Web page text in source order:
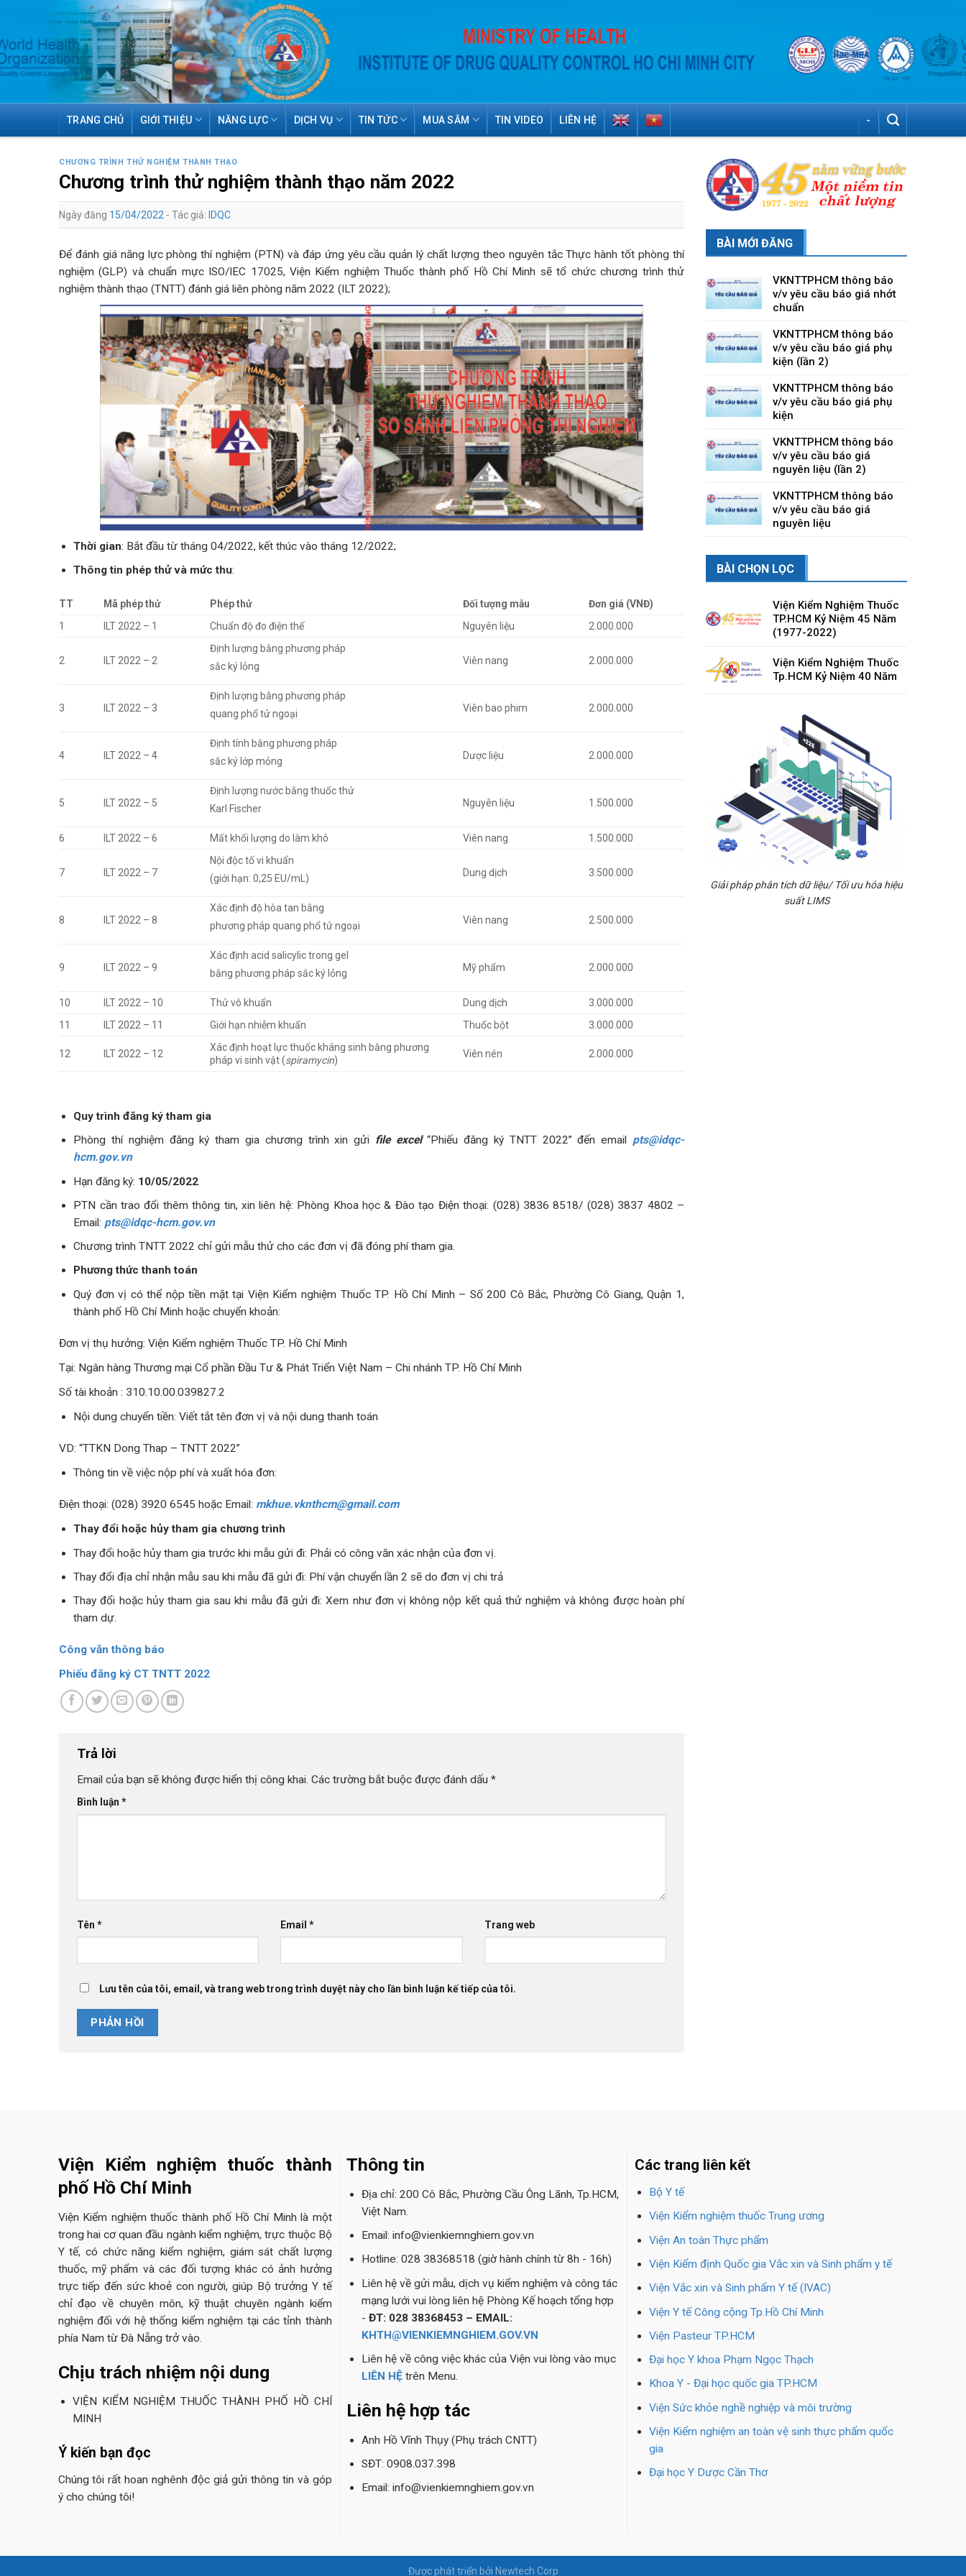
TRANG CHỦ GIỚI THIỆU NĂNG LỰC DỊCH VỤ TIN TỨC MUA SẮM TIN VIDEO LIÊN HỆ -
CHƯƠNG TRÌNH THỬ NGHIỆM THÀNH THẠO
Chương trình thử nghiệm thành thạo năm 2022
Ngày đăng 15/04/2022 - Tác giả: IDQC
Để đánh giá năng lực phòng thí nghiệm (PTN) và đáp ứng yêu cầu quản lý chất lượng theo nguyên tắc Thực hành tốt phòng thí
nghiệm (GLP) và chuẩn mực ISO/IEC 17025, Viện Kiểm nghiệm Thuốc thành phố Hồ Chí Minh sẽ tổ chức chương trình thử
nghiệm thành thạo (TNTT) đánh giá liên phòng năm 2022 (ILT 2022);
Thời gian: Bắt đầu từ tháng 04/2022, kết thúc vào tháng 12/2022;
Thông tin phép thử và mức thu:
TT Mã phép thử Phép thử Đối tượng mẫu
Đơn giá (VNĐ)
1
ILT 2022 – 1 Chuẩn độ đo điện thế Nguyên liệu 2.000.000
2 ILT 2022 – 2
Định lượng bằng phương pháp
sắc ký lỏng
Viên nang 2.000.000
3 ILT 2022 – 3
Định lượng bằng phương pháp
quang phổ tử ngoại
Viên bao phim 2.000.000
4 ILT 2022 – 4
Định tính bằng phương pháp
sắc ký lớp mỏng
Dược liệu 2.000.000
5 ILT 2022 – 5
Định lượng nước bằng thuốc thử
Karl Fischer
Nguyên liệu 1.500.000
6 ILT 2022 – 6 Mất khối lượng do làm khô Viên nang 1.500.000
7 ILT 2022 – 7
Nội độc tố vi khuẩn
(giới hạn: 0,25 EU/mL)
Dung dịch 3.500.000
8 ILT 2022 – 8
Xác định độ hòa tan bằng
phương pháp quang phổ tử ngoại
Viên nang 2.500.000
9 ILT 2022 – 9
Xác định acid salicylic trong gel
bằng phương pháp sắc ký lỏng
Mỹ phẩm 2.000.000
10 ILT 2022 – 10 Thử vô khuẩn Dung dịch
3.000.000
11
ILT 2022 – 11 Giới hạn nhiễm khuẩn Thuốc bột 3.000.000
12 ILT 2022 – 12
Xác định hoạt lực thuốc kháng sinh bằng phương
pháp vi sinh vật (spiramycin)
Viên nén 2.000.000
Quy trình đăng ký tham gia
Phòng thí nghiệm đăng ký tham gia chương trình xin gửi file excel“Phiếu đăng ký TNTT 2022” đến email pts@idqc-
hcm.gov.vn
Hạn đăng ký: 10/05/2022
PTN cần trao đổi thêm thông tin, xin liên hệ: Phòng Khoa học & Đào tạo Điện thoại: (028) 3836 8518/ (028) 3837 4802 –
Email: pts@idqc-hcm.gov.vn
Chương trình TNTT 2022 chỉ gửi mẫu thử cho các đơn vị đã đóng phí tham gia.
Phương thức thanh toán
Quý đơn vị có thể nộp tiền mặt tại Viện Kiểm nghiệm Thuốc TP. Hồ Chí Minh – Số 200 Cô Bắc, Phường Cô Giang, Quận 1,
thành phố Hồ Chí Minh hoặc chuyển khoản:
Đơn vị thụ hưởng: Viện Kiểm nghiệm Thuốc TP. Hồ Chí Minh
Tại: Ngân hàng Thương mại Cổ phần Đầu Tư & Phát Triển Việt Nam – Chi nhánh TP. Hồ Chí Minh
Số tài khoản : 310.10.00.039827.2
Nội dung chuyển tiền: Viết tắt tên đơn vị và nội dung thanh toán
VD: “TTKN Dong Thap – TNTT 2022”
Thông tin về việc nộp phí và xuất hóa đơn:
Điện thoại: (028) 3920 6545 hoặc Email: mkhue.vknthcm@gmail.com
Thay đổi hoặc hủy tham gia chương trình
Thay đổi hoặc hủy tham gia trước khi mẫu gửi đi: Phải có công văn xác nhận của đơn vị.
Thay đổi địa chỉ nhận mẫu sau khi mẫu đã gửi đi: Phí vận chuyển lần 2 sẽ do đơn vị chi trả
Thay đổi hoặc hủy tham gia sau khi mẫu đã gửi đi: Xem như đơn vị không nộp kết quả thử nghiệm và không được hoàn phí
tham dự.
Công văn thông báo
Phiếu đăng ký CT TNTT 2022
Trả lời
Email của bạn sẽ không được hiển thị công khai. Các trường bắt buộc được đánh dấu *
Bình luận *
Tên * Email* Trang web
Lưu tên của tôi, email, và trang web trong trình duyệt này cho lần bình luận kế tiếp của tôi.
BÀI MỚI ĐĂNG
VKNTTPHCM thông báo
v/v yêu cầu báo giá nhớt
chuẩn
VKNTTPHCM thông báo
v/v yêu cầu báo giá phụ
kiện (lần 2)
VKNTTPHCM thông báo
v/v yêu cầu báo giá phụ
kiện
VKNTTPHCM thông báo
v/v yêu cầu báo giá
nguyên liệu (lần 2)
VKNTTPHCM thông báo
v/v yêu cầu báo giá
nguyên liệu
BÀI CHỌN LỌC
Viện Kiểm Nghiệm Thuốc
TP.HCM Kỷ Niệm 45 Năm
(1977-2022)
Viện Kiểm Nghiệm Thuốc
Tp.HCM Kỷ Niệm 40 Năm
Giải pháp phân tích dữ liệu/ Tối ưu hóa hiệu
suất LIMS
Viện Kiểm nghiệm thuốc thành
phố Hồ Chí Minh
Viện Kiểm nghiệm thuốc thành phố Hồ Chí Minh là một
trong hai cơ quan đầu ngành kiểm nghiệm, trực thuộc Bộ
Y tế, có chức năng kiểm nghiệm, giám sát chất lượng
thuốc, mỹ phẩm và các đối tượng khác có ảnh hưởng
trực tiếp đến sức khoẻ con người, giúp Bộ trưởng Y tế
chỉ đạo về chuyên môn, kỹ thuật chuyên ngành kiểm
nghiệm đối với hệ thống kiểm nghiệm tại các tỉnh thành
phía Nam từ Đà Nẵng trở vào.
Chịu trách nhiệm nội dung
VIỆN KIỂM NGHIỆM THUỐC THÀNH PHỐ HỒ CHÍ
MINH
Ý kiến bạn đọc
Chúng tôi rất hoan nghênh độc giả gửi thông tin và góp
ý cho chúng tôi!
Thông tin
Địa chỉ: 200 Cô Bắc, Phường Cầu Ông Lãnh, Tp.HCM,
Việt Nam.
Email: info@vienkiemnghiem.gov.vn
Hotline: 028 38368518 (giờ hành chính từ 8h - 16h)
Liên hệ về gửi mẫu, dịch vụ kiểm nghiệm và công tác
mạng lưới vui lòng liên hệ Phòng Kế hoạch tổng hợp
- ĐT: 028 38368453 – EMAIL:
KHTH@VIENKIEMNGHIEM.GOV.VN
Liên hệ về công việc khác của Viện vui lòng vào mục
LIÊN HỆtrên Menu.
Liên hệ hợp tác
Anh Hồ Vĩnh Thụy (Phụ trách CNTT)
SĐT: 0908.037.398
Email: info@vienkiemnghiem.gov.vn
Các trang liên kết
Bộ Y tế
Viện Kiểm nghiệm thuốc Trung ương
Viện An toàn Thực phẩm
Viện Kiểm định Quốc gia Vắc xin và Sinh phẩm y tế
Viện Vắc xin và Sinh phẩm Y tế (IVAC)
Viện Y tế Công cộng Tp.Hồ Chí Minh
Viện Pasteur TP.HCM
Đại học Y khoa Phạm Ngọc Thạch
Khoa Y - Đại học quốc gia TP.HCM
Viện Sức khỏe nghề nghiệp và môi trường
Viện Kiểm nghiệm an toàn vệ sinh thực phẩm quốc
gia
Đại học Y Dược Cần Thơ
Được phát triển bởi Newtech Corp